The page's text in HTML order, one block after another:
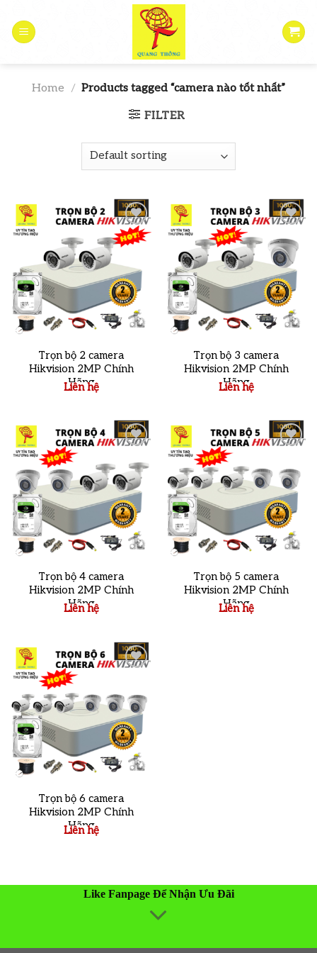
content
Home / Products tagged “camera nào tốt nhất”
FILTER
wishlist
Trọn bộ 2 camera
Hikvision 2MP Chính
Hãng
Liên hệ
Add to
wishlist
Trọn bộ 3 camera
Hikvision 2MP Chính
Hãng
Liên hệ
Add to
wishlist
Trọn bộ 4 camera
Hikvision 2MP Chính
Hãng
Liên hệ
Add to
wishlist
Trọn bộ 5 camera
Hikvision 2MP Chính
Hãng
Liên hệ
Add to
wishlist
Trọn bộ 6 camera
Hikvision 2MP Chính
Hãng
Liên hệ
Like Fanpage Để Nhận Ưu Đãi